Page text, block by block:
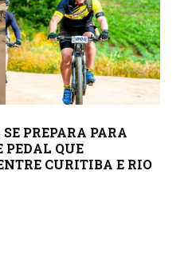
PREPARA PARA
PEDAL QUE
CURITIBA E RIO